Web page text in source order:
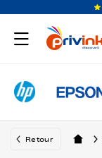
Retour